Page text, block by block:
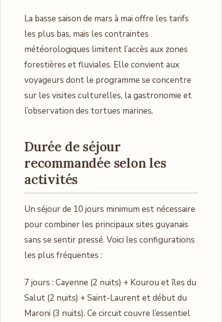
La basse saison de mars à mai offre les tarifs
les plus bas, mais les contraintes
météorologiques limitent l’accès aux zones
forestières et fluviales. Elle convient aux
voyageurs dont le programme se concentre
sur les visites culturelles, la gastronomie et
l’observation des tortues marines.
Durée de séjour
recommandée selon les
activités
Un séjour de 10 jours minimum est nécessaire
pour combiner les principaux sites guyanais
sans se sentir pressé. Voici les configurations
les plus fréquentes :
7 jours : Cayenne (2 nuits) + Kourou et îles du
Salut (2 nuits) + Saint-Laurent et début du
Maroni (3 nuits). Ce circuit couvre l’essentiel